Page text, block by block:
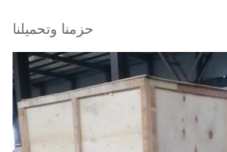
حزمنا وتحميلنا